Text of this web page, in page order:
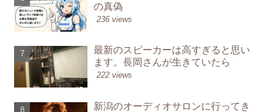
の真偽
236 views
最新のスピーカーは高すぎると思い
ます。長岡さんが生きていたら
222 views
新潟のオーディオサロンに行ってき